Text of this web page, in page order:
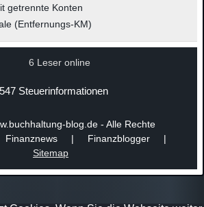
getrennte Konten
(Entfernungs-KM)
6 Leser online
Steuerinformationen
blog.de - Alle Rechte
| Finanzblogger |
Sitemap